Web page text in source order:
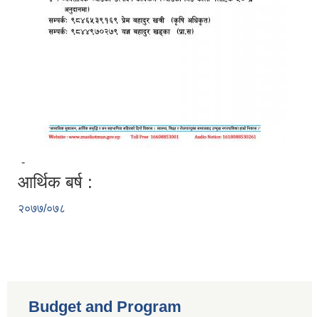
-
आर्थिक बर्ष :
२०७७/०७८
Budget and Program